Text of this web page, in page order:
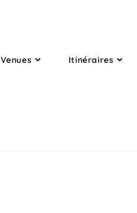
Venues Itinéraires